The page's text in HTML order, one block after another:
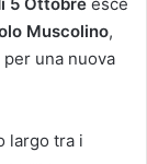
Muscolino,
una nuova
largo tra i